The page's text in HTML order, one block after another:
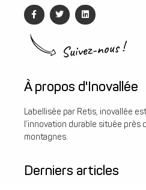
Suivez-nous !
À propos d'Inovallée
Labellisée par Retis, inovallée
l’innovation durable située près
montagnes.
Derniers articles